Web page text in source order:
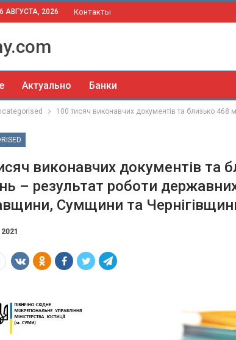
АВГУСТА, 2026 Контакты
Актуально Банки
100 тисяч виконавчих документів та близько
виконавчих документів та
– результат роботи
Сумщини та